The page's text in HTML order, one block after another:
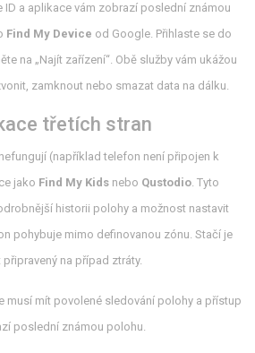
ID a aplikace vám zobrazí poslední známou
Find My Device od Google. Přihlaste se do
na „Najít zařízení“. Obě služby vám ukážou
zamknout nebo smazat data na dálku.
třetích stran
(například telefon není připojen k
jako Find My Kids nebo Qustodio. Tyto
historii polohy a možnost nastavit
pohybuje mimo definovanou zónu. Stačí je
na případ ztráty.
musí mít povolené sledování polohy a přístup
poslední známou polohu.